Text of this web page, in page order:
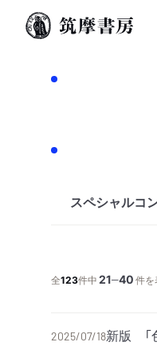
スペシャルコ
全123件中21─40件
2025/07/18新版 「